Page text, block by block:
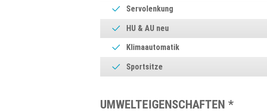
Servolenkung
HU & AU neu
Klimaautomatik
Sportsitze
UMWELTEIGENSCHAFTEN *